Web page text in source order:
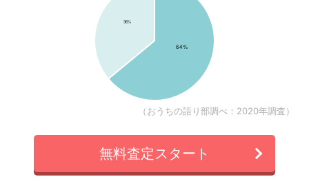
（おうちの語り部調べ：2020年調査）
無料査定スタート